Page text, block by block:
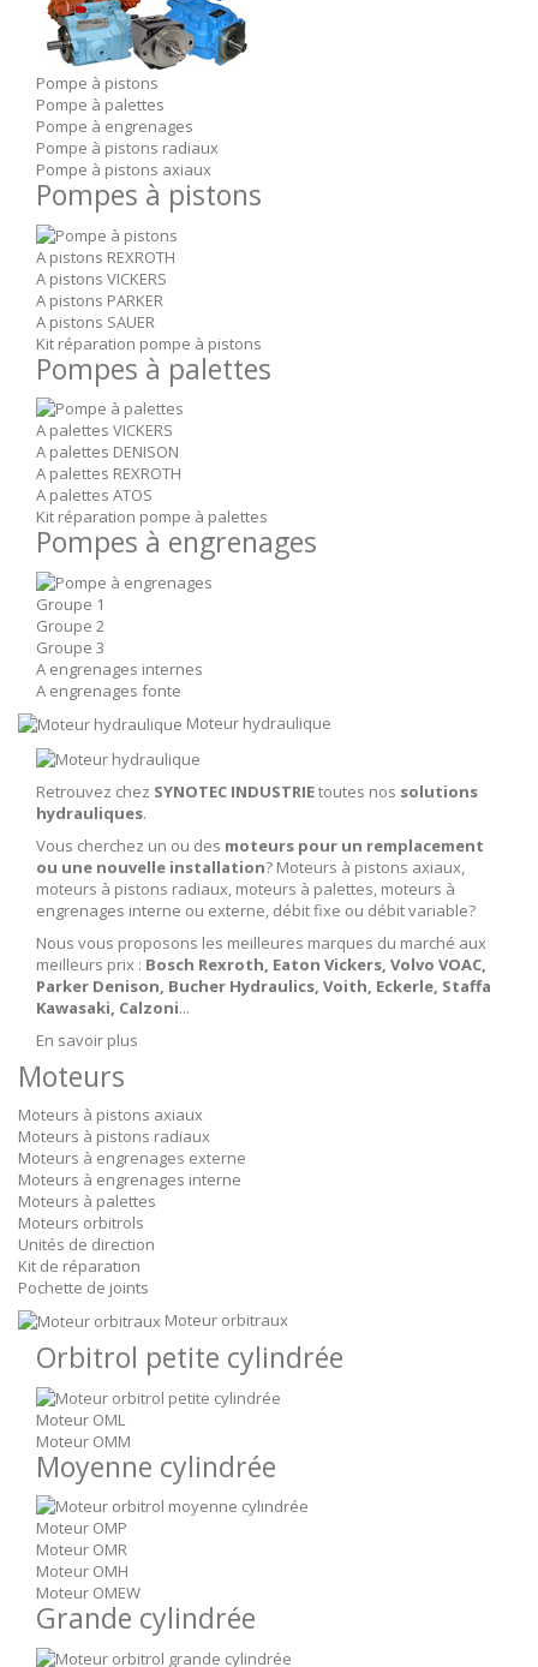
Pompe à pistons
Pompe à palettes
Pompe à engrenages
Pompe à pistons radiaux
Pompe à pistons axiaux
Pompes à pistons
A pistons REXROTH
A pistons VICKERS
A pistons PARKER
A pistons SAUER
Kit réparation pompe à pistons
Pompes à palettes
A palettes VICKERS
A palettes DENISON
A palettes REXROTH
A palettes ATOS
Kit réparation pompe à palettes
Pompes à engrenages
Groupe 1
Groupe 2
Groupe 3
A engrenages internes
A engrenages fonte
Moteur hydraulique
Retrouvez chez SYNOTEC INDUSTRIEtoutes nos solutions
hydrauliques.
Vous cherchez un ou des moteurs pour un remplacement
ou une nouvelle installation? Moteurs à pistons axiaux,
moteurs à pistons radiaux, moteurs à palettes, moteurs à
engrenages interne ou externe, débit fixe ou débit variable?
Nous vous proposons les meilleures marques du marché aux
meilleurs prix : Bosch Rexroth, Eaton Vickers, Volvo VOAC,
Parker Denison, Bucher Hydraulics, Voith, Eckerle, Staffa
Kawasaki, Calzoni...
En savoir plus
Moteurs
Moteurs à pistons axiaux
Moteurs à pistons radiaux
Moteurs à engrenages externe
Moteurs à engrenages interne
Moteurs à palettes
Moteurs orbitrols
Unités de direction
Kit de réparation
Pochette de joints
Moteur orbitraux
Orbitrol petite cylindrée
Moteur OML
Moteur OMM
Moyenne cylindrée
Moteur OMP
Moteur OMR
Moteur OMH
Moteur OMEW
Grande cylindrée